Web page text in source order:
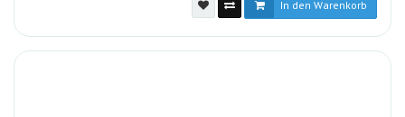
In den Warenkorb